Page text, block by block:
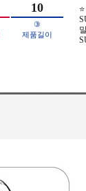
10
③
제품길이